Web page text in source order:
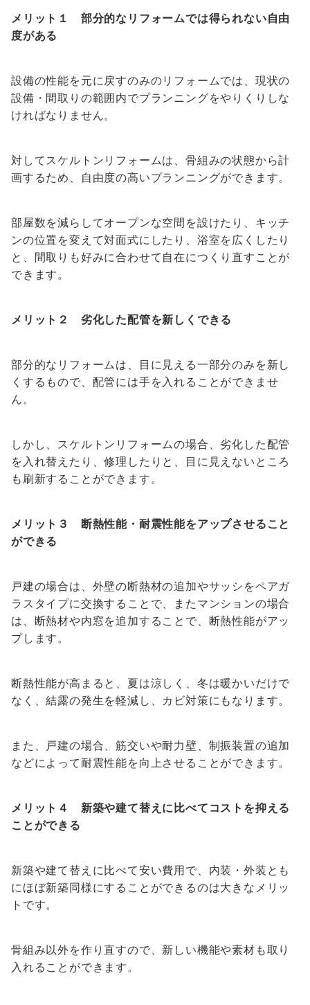
メリット１ 部分的なリフォームでは得られない自由
度がある
設備の性能を元に戻すのみのリフォームでは、現状の
設備・間取りの範囲内でプランニングをやりくりしな
ければなりません。
対してスケルトンリフォームは、骨組みの状態から計
画するため、自由度の高いプランニングができます。
部屋数を減らしてオープンな空間を設けたり、キッチ
ンの位置を変えて対面式にしたり、浴室を広くしたり
と、間取りも好みに合わせて自在につくり直すことが
できます。
メリット２ 劣化した配管を新しくできる
部分的なリフォームは、目に見える一部分のみを新し
くするもので、配管には手を入れることができませ
ん。
しかし、スケルトンリフォームの場合、劣化した配管
を入れ替えたり、修理したりと、目に見えないところ
も刷新することができます。
メリット３ 断熱性能・耐震性能をアップさせること
ができる
戸建の場合は、外壁の断熱材の追加やサッシをペアガ
ラスタイプに交換することで、またマンションの場合
は、断熱材や内窓を追加することで、断熱性能がアッ
プします。
断熱性能が高まると、夏は涼しく、冬は暖かいだけで
なく、結露の発生を軽減し、カビ対策にもなります。
また、戸建の場合、筋交いや耐力壁、制振装置の追加
などによって耐震性能を向上させることができます。
メリット４ 新築や建て替えに比べてコストを抑える
ことができる
新築や建て替えに比べて安い費用で、内装・外装とも
にほぼ新築同様にすることができるのは大きなメリッ
トです。
骨組み以外を作り直すので、新しい機能や素材も取り
入れることができます。